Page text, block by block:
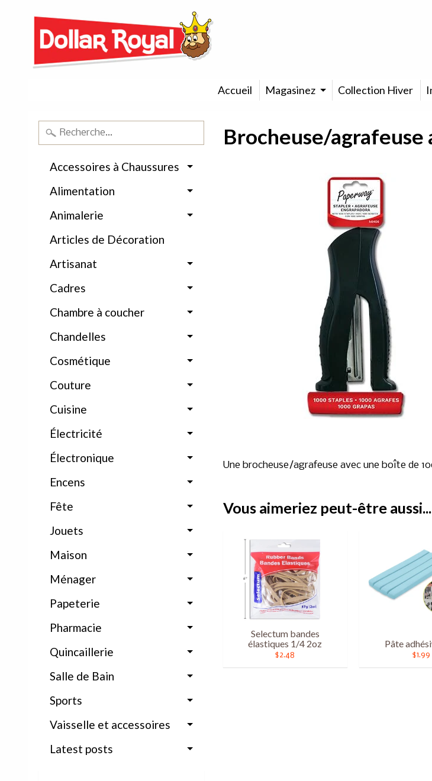
Accueil Magasinez Collection Hiver
Accessoires à Chaussures
Alimentation
Animalerie
Articles de Décoration
Artisanat
Cadres
Chambre à coucher
Chandelles
Cosmétique
Couture
Cuisine
Électricité
Électronique
Encens
Fête
Jouets
Maison
Ménager
Papeterie
Pharmacie
Quincaillerie
Salle de Bain
Sports
Vaisselle et accessoires
Latest posts
Brocheuse/agrafeuse
Une brocheuse/agrafeuse avec une boîte de
Vous aimeriez peut-être aussi...
Selectum bandes
élastiques 1/4 2oz
$2.48
Pâte
$1.99